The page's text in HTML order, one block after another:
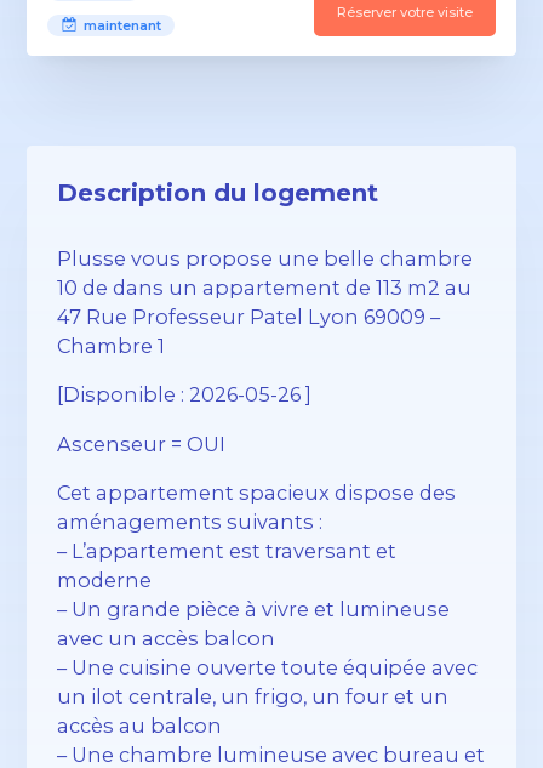
maintenant
Réserver votre visite
Description du logement
Plusse vous propose une belle chambre
10 de dans un appartement de 113 m2 au
47 Rue Professeur Patel Lyon 69009 –
Chambre 1
[Disponible : 2026-05-26 ]
Ascenseur = OUI
Cet appartement spacieux dispose des
aménagements suivants :
– L’appartement est traversant et
moderne
– Un grande pièce à vivre et lumineuse
avec un accès balcon
– Une cuisine ouverte toute équipée avec
un ilot centrale, un frigo, un four et un
accès au balcon
– Une chambre lumineuse avec bureau et